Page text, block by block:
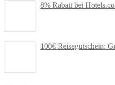
8% Rabatt bei
100€ Reisegutschein: